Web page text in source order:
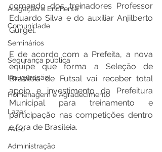
Alagação e Enchente
Comunidade
Seminários
Segurança pública
Inauguração
Homenagem e Agradecimento
Lazer
Aviso
Administração
comando dos treinadores Professor
Eduardo Silva e do auxiliar Anjilberto
Gurgel.
E de acordo com a Prefeita, a nova
equipe que forma a Seleção de
Brasileia de Futsal vai receber total
apoio e investimento da Prefeitura
Municipal para treinamento e
participação nas competições dentro
e fora de Brasileia.